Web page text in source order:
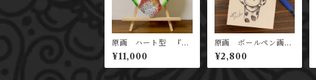
原画 ハート型 『ぷ
っくり健康猫（緑）』
¥11,000
原画 ボールペン画
キリン
¥2,800